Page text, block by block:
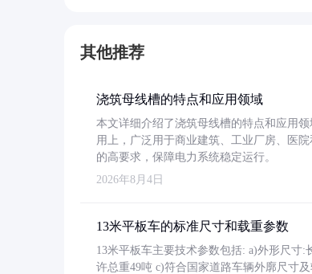
其他推荐
浇筑母线槽的特点和应用领域
本文详细介绍了浇筑母线槽的特点和应用
用上，广泛用于商业建筑、工业厂房、医
的高要求，保障电力系统稳定运行。
2026年8月4日
13米平板车的标准尺寸和载重参数
13米平板车主要技术参数包括: a)外形尺寸:
许总重49吨 c)符合国家道路车辆外廓尺寸